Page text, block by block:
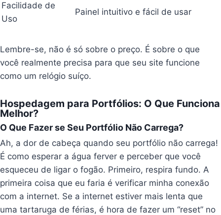
Facilidade de
Uso
Painel intuitivo e fácil de usar
Lembre-se, não é só sobre o preço. É sobre o que
você realmente precisa para que seu site funcione
como um relógio suíço.
Hospedagem para Portfólios: O Que Funciona
Melhor?
O Que Fazer se Seu Portfólio Não Carrega?
Ah, a dor de cabeça quando seu portfólio não carrega!
É como esperar a água ferver e perceber que você
esqueceu de ligar o fogão. Primeiro, respira fundo. A
primeira coisa que eu faria é verificar minha conexão
com a internet. Se a internet estiver mais lenta que
uma tartaruga de férias, é hora de fazer um “reset” no